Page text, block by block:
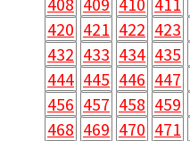
420 421 422 423
432 433 434 435
444 445 446 447
456 457 458 459
468 469 470 471